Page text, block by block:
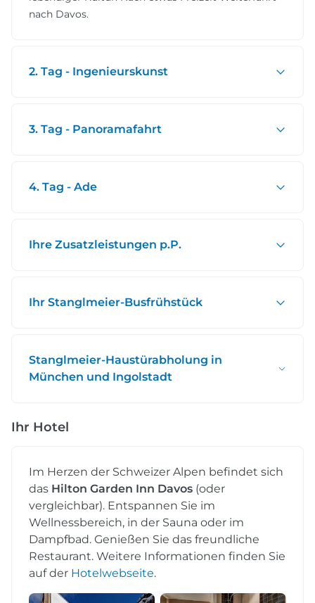
nach Davos.
2. Tag - Ingenieurskunst
3. Tag - Panoramafahrt
4. Tag - Ade
Ihre Zusatzleistungen p.P.
Ihr Stanglmeier-Busfrühstück
Stanglmeier-Haustürabholung in
München und Ingolstadt
Ihr Hotel
Im Herzen der Schweizer Alpen befindet sich
das Hilton Garden Inn Davos (oder
vergleichbar). Entspannen Sie im
Wellnessbereich, in der Sauna oder im
Dampfbad. Genießen Sie das freundliche
Restaurant. Weitere Informationen finden Sie
auf der Hotelwebseite.